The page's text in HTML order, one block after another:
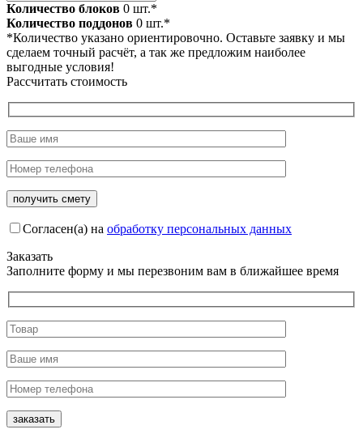
Количество блоков 0 шт.*
Количество поддонов 0 шт.*
*Количество указано ориентировочно. Оставьте заявку и мы
сделаем точный расчёт, а так же предложим наиболее
выгодные условия!
Рассчитать стоимость
Согласен(а) на обработку персональных данных
Заказать
Заполните форму и мы перезвоним вам в ближайшее время